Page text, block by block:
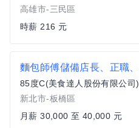
高雄市-三民區
時薪 216 元
85度C(美食達人股份有限公司)
新北市-板橋區
月薪 30,000 至 40,000 元